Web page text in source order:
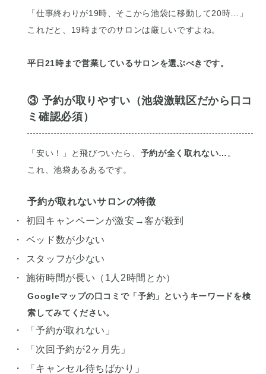
「仕事終わりが19時、そこから池袋に移動して20時…」
これだと、19時までのサロンは厳しいですよね。
平日21時まで営業しているサロンを選ぶべきです。
③ 予約が取りやすい（池袋激戦区だから口コ
ミ確認必須）
「安い！」と飛びついたら、 予約が全く取れない… 。
これ、池袋あるあるです。
予約が取れないサロンの特徴
・ 初回キャンペーンが激安→客が殺到
・ ベッド数が少ない
・ スタッフが少ない
・ 施術時間が長い（1人2時間とか）
Googleマップの口コミで「予約」というキーワードを検
索してみてください。
・ 「予約が取れない」
・ 「次回予約が2ヶ月先」
・ 「キャンセル待ちばかり」